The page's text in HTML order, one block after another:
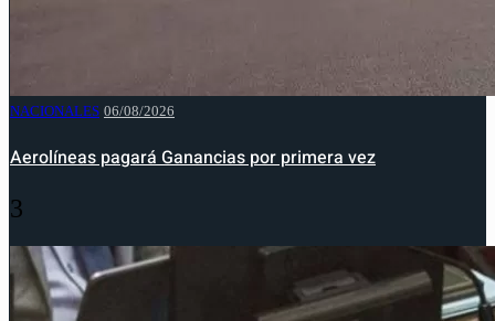
NACIONALES 06/08/2026
Aerolíneas pagará Ganancias por primera vez
3